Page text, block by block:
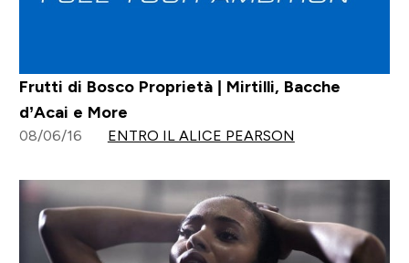
Frutti di Bosco Proprietà | Mirtilli, Bacche
d’Acai e More
08/06/16 ENTRO IL ALICE PEARSON